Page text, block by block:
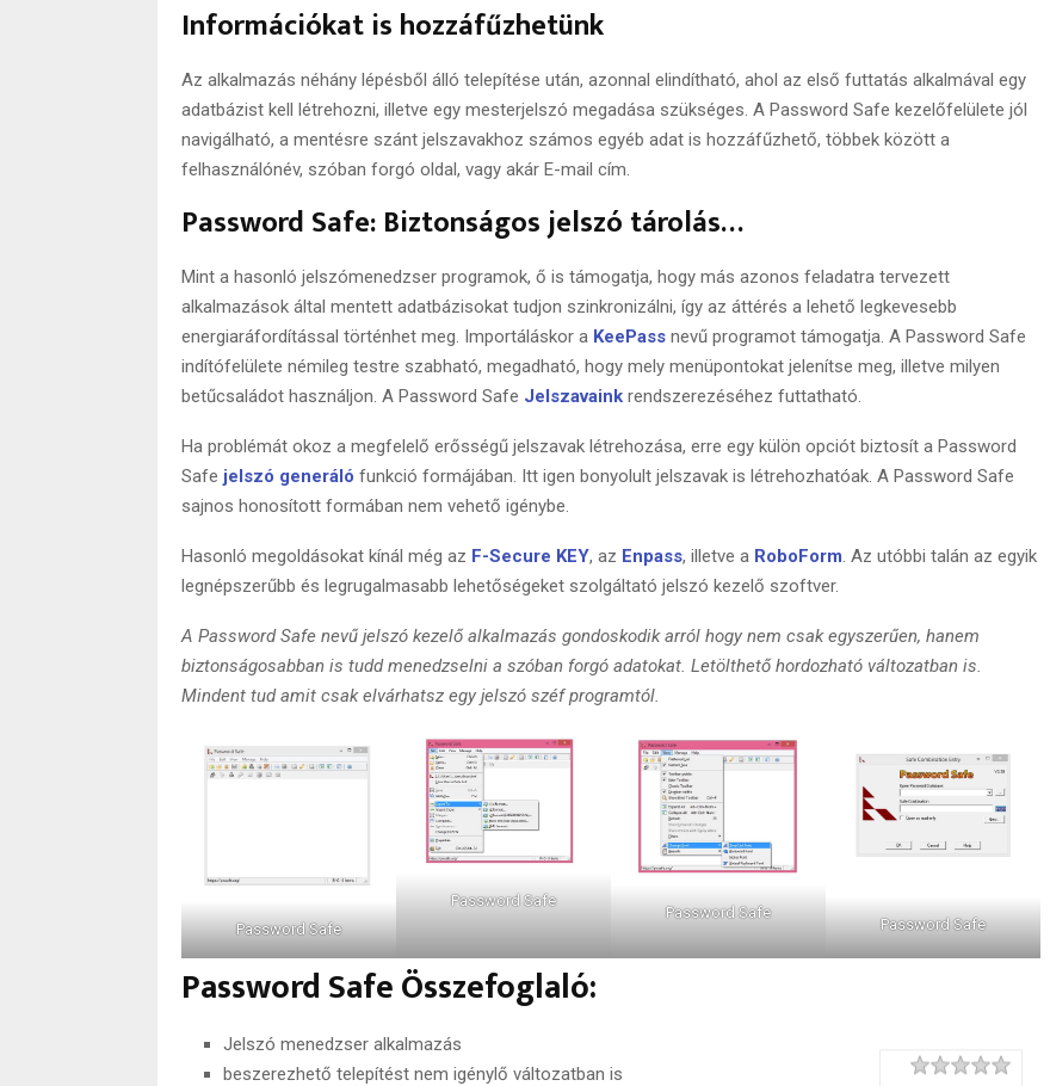
Információkat is hozzáfűzhetünk
Az alkalmazás néhány lépésből álló telepítése után, azonnal elindítható, ahol az első futtatás alkalmával egy
adatbázist kell létrehozni, illetve egy mesterjelszó megadása szükséges. A Password Safe kezelőfelülete jól
navigálható, a mentésre szánt jelszavakhoz számos egyéb adat is hozzáfűzhető, többek között a
felhasználónév, szóban forgó oldal, vagy akár E-mail cím.
Password Safe: Biztonságos jelszó tárolás…
Mint a hasonló jelszómenedzser programok, ő is támogatja, hogy más azonos feladatra tervezett
alkalmazások által mentett adatbázisokat tudjon szinkronizálni, így az áttérés a lehető legkevesebb
energiaráfordítással történhet meg. Importáláskor a KeePass nevű programot támogatja. A Password Safe
indítófelülete némileg testre szabható, megadható, hogy mely menüpontokat jelenítse meg, illetve milyen
betűcsaládot használjon. A Password Safe Jelszavaink rendszerezéséhez futtatható.
Ha problémát okoz a megfelelő erősségű jelszavak létrehozása, erre egy külön opciót biztosít a Password
Safe jelszó generáló funkció formájában. Itt igen bonyolult jelszavak is létrehozhatóak. A Password Safe
sajnos honosított formában nem vehető igénybe.
Hasonló megoldásokat kínál még az F-Secure KEY, az Enpass, illetve a RoboForm . Az utóbbi talán az egyik
legnépszerűbb és legrugalmasabb lehetőségeket szolgáltató jelszó kezelő szoftver.
A Password Safe nevű jelszó kezelő alkalmazás gondoskodik arról hogy nem csak egyszerűen, hanem
biztonságosabban is tudd menedzselni a szóban forgó adatokat. Letölthető hordozható változatban is.
Mindent tud amit csak elvárhatsz egy jelszó széf programtól.
Password Safe
Password Safe
Password Safe
Password Safe
Password Safe Összefoglaló:
Jelszó menedzser alkalmazás
beszerezhető telepítést nem igénylő változatban is
Rating 1 star
2 stars
3 stars
4 stars
5 stars